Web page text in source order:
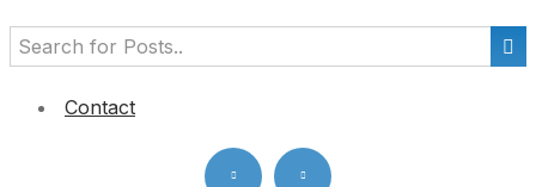
Contact